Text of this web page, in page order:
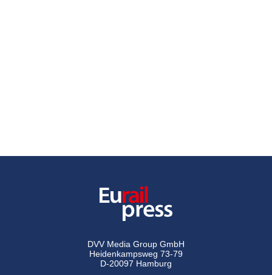
DVV Media Group GmbH
Heidenkampsweg 73-79
D-20097 Hamburg